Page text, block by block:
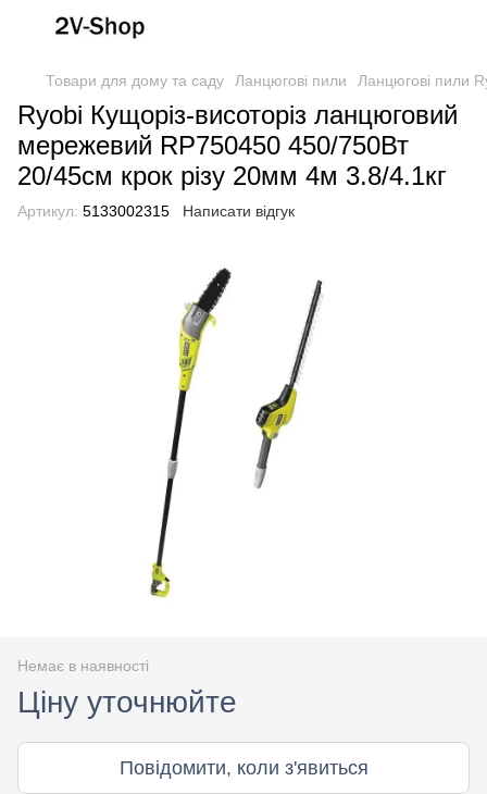
Товари для дому та саду Ланцюгові пили Ланцюгові пили
Ryobi Кущоріз-висоторіз ланцюговий
мережевий RP750450 450/750Вт
20/45см крок різу 20мм 4м 3.8/4.1кг
Артикул: 5133002315 Написати відгук
Немає в наявності
Ціну уточнюйте
Повідомити, коли з'явиться